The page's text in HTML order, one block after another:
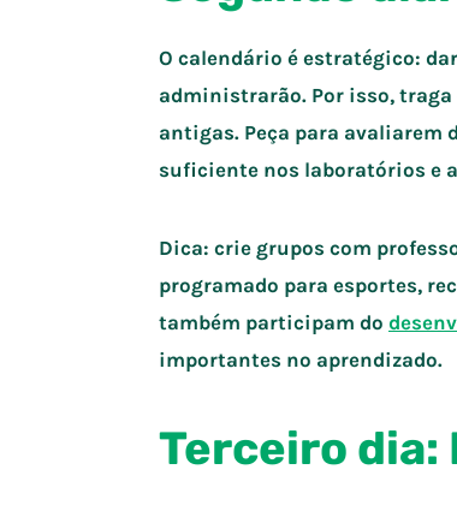
O calendário é estratégico:
administrarão. Por isso,
antigas. Peça para avaliarem
suficiente nos laboratórios e
Dica: crie grupos com
programado para esportes,
também participam do
importantes no aprendizado.
Terceiro dia: